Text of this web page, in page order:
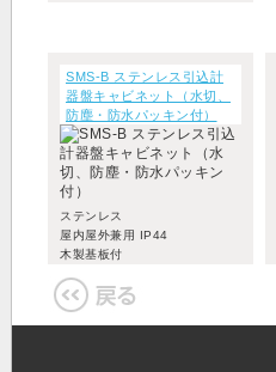
SMS-B ステンレス引込計
器盤キャビネット（水切、
防塵・防水パッキン付）
ステンレス
屋内屋外兼用 IP44
木製基板付